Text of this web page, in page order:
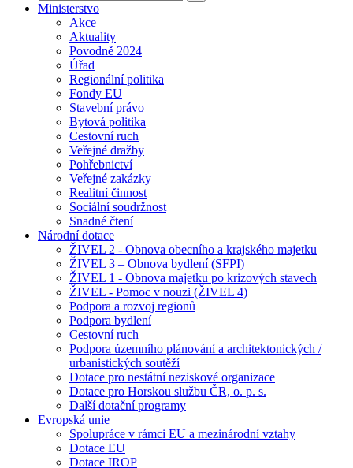
Ministerstvo
Akce
Aktuality
Povodně 2024
Úřad
Regionální politika
Fondy EU
Stavební právo
Bytová politika
Cestovní ruch
Veřejné dražby
Pohřebnictví
Veřejné zakázky
Realitní činnost
Sociální soudržnost
Snadné čtení
Národní dotace
ŽIVEL 2 - Obnova obecního a krajského majetku
ŽIVEL 3 – Obnova bydlení (SFPI)
ŽIVEL 1 - Obnova majetku po krizových stavech
ŽIVEL - Pomoc v nouzi (ŽIVEL 4)
Podpora a rozvoj regionů
Podpora bydlení
Cestovní ruch
Podpora územního plánování a architektonických /
urbanistických soutěží
Dotace pro nestátní neziskové organizace
Dotace pro Horskou službu ČR, o. p. s.
Další dotační programy
Evropská unie
Spolupráce v rámci EU a mezinárodní vztahy
Dotace EU
Dotace IROP